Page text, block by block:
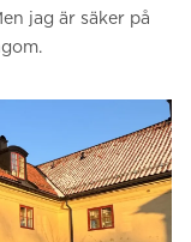
jag är säker på